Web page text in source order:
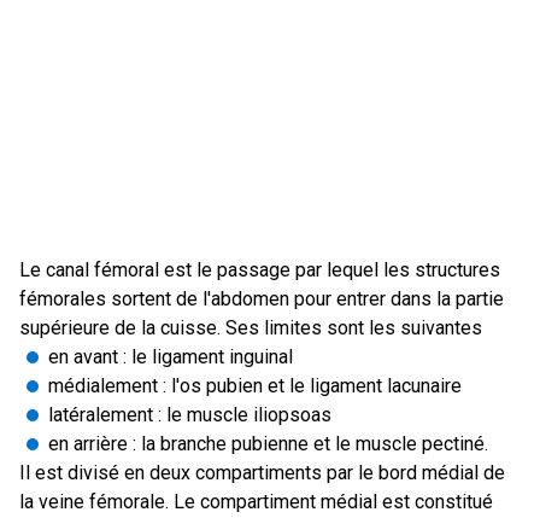
Le canal fémoral est le passage par lequel les structures
fémorales sortent de l'abdomen pour entrer dans la partie
supérieure de la cuisse. Ses limites sont les suivantes
en avant : le ligament inguinal
médialement : l'os pubien et le ligament lacunaire
latéralement : le muscle iliopsoas
en arrière : la branche pubienne et le muscle pectiné.
Il est divisé en deux compartiments par le bord médial de
la veine fémorale. Le compartiment médial est constitué